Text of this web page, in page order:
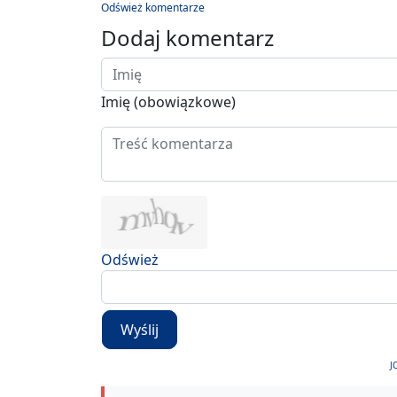
Odśwież komentarze
Dodaj komentarz
Imię (obowiązkowe)
Odśwież
Wyślij